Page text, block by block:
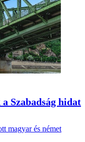
Szabadság hidat
magyar és német